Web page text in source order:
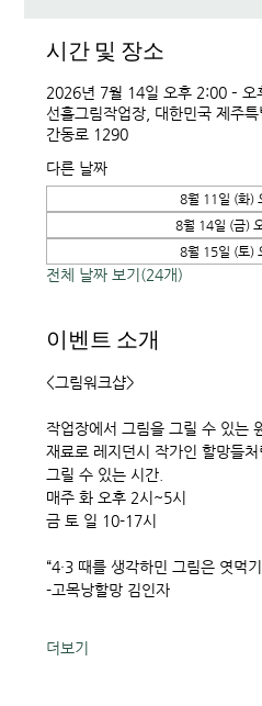
시간 및 장소
2026년 7월 14일 오후 2:00 – 오
선흘그림작업장, 대한민국 제주
간동로 1290
다른 날짜
8월 11일 (화)
8월 14일 (금)
8월 15일 (토)
전체 날짜 보기(24개)
이벤트 소개
<그림워크샵>
작업장에서 그림을 그릴 수 있는
재료로 레지던시 작가인 할망들
그릴 수 있는 시간.
매주 화 오후 2시~5시
금 토 일 10-17시
“4·3 때를 생각하민 그림은 엿먹
-고목낭할망 김인자
더보기